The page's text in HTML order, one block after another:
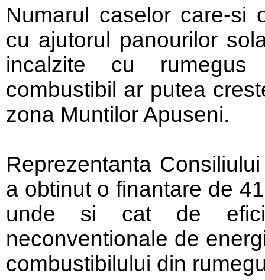
Numarul caselor care-si
cu ajutorul panourilor
incalzite cu
combustibil ar putea
zona Muntilor Apuseni.
Reprezentanta
a obtinut o finantare de
unde si cat de
neconventionale de
combustibilului din